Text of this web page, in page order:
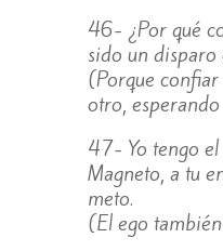
46- ¿Por qué
sido un
(Porque
otro,
47- Yo tengo
Magneto, a tu
meto.
(El ego